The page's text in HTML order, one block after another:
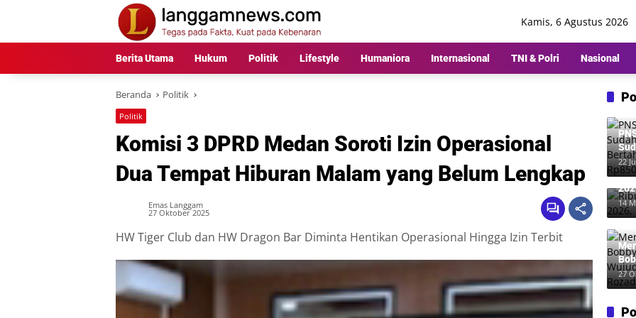
Kamis, 6 Agustus 2026
Berita Utama Hukum Politik Lifestyle Humaniora Internasional TNI & Polri Nasional
Beranda Politik
Politik
Komisi 3 DPRD Medan Soroti Izin Operasional
Dua Tempat Hiburan Malam yang Belum Lengkap
Emas Langgam
27 Oktober 2025
HW Tiger Club dan HW Dragon Bar Diminta Hentikan Operasional Hingga Izin Terbit
22
14
27